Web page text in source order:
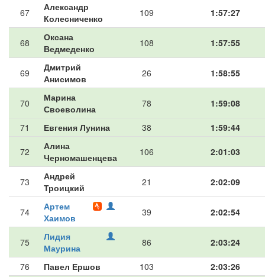
67
Александр
Колесниченко
109 1:57:27
68
Оксана
Ведмеденко
108 1:57:55
69
Дмитрий
Анисимов
26 1:58:55
70
Марина
Своеволина
78 1:59:08
71 Евгения Лунина 38 1:59:44
72
Алина
Черномашенцева
106 2:01:03
73
Андрей
Троицкий
21 2:02:09
74
Артем
Хаимов
39 2:02:54
75
Лидия
Маурина
86 2:03:24
76 Павел Ершов 103
2:03:26